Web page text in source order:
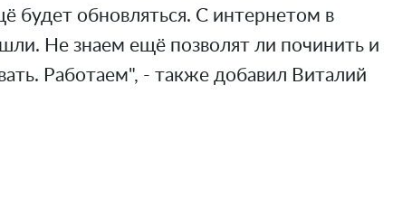
будет обновляться. С интернетом в
Не знаем ещё позволят ли починить и
Работаем", - также добавил Виталий